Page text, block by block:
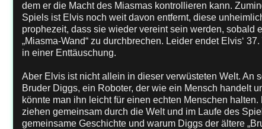
dem er die Macht des Miasmas kontrollieren kann.
Spiels ist Elvis noch weit davon entfernt, diese
prophezeit, dass sie wieder vereint sein werden, sobald
„Miasma-Wand“ zu durchbrechen. Leider endet Elvis‘
in einer Enttäuschung.
Aber Elvis ist nicht allein in dieser verwüsteten Welt. An
Bruder Diggs, ein Roboter, der wie ein Mensch handelt
könnte man ihn leicht für einen echten Menschen
ziehen gemeinsam durch die Welt und im Laufe des
gemeinsame Geschichte und warum Diggs der ältere